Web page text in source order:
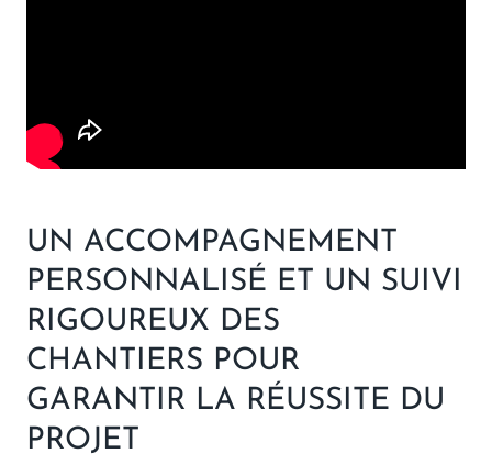
UN ACCOMPAGNEMENT
PERSONNALISÉ ET UN SUIVI
RIGOUREUX DES
CHANTIERS POUR
GARANTIR LA RÉUSSITE DU
PROJET